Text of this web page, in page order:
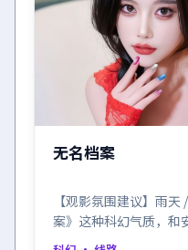
无名档案
【观影氛围建议】雨
案》这种科幻气质，和